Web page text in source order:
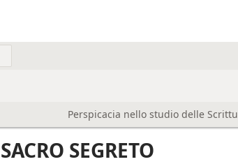
Perspicacia nello studio delle
SACRO SEGRETO